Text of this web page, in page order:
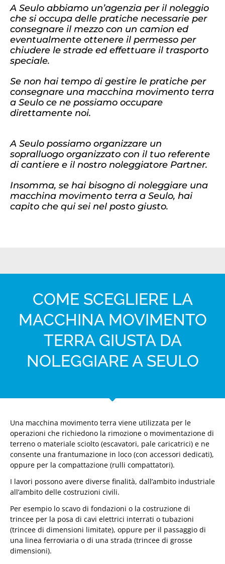
A Seulo abbiamo un’agenzia per il noleggio
che si occupa delle pratiche necessarie per
consegnare il mezzo con un camion ed
eventualmente ottenere il permesso per
chiudere le strade ed effettuare il trasporto
speciale.
Se non hai tempo di gestire le pratiche per
consegnare una macchina movimento terra
a Seulo ce ne possiamo occupare
direttamente noi.
A Seulo possiamo organizzare un
sopralluogo organizzato con il tuo referente
di cantiere e il nostro noleggiatore Partner.
Insomma, se hai bisogno di noleggiare una
macchina movimento terra a Seulo, hai
capito che qui sei nel posto giusto.
COME SCEGLIERE LA
MACCHINA MOVIMENTO
TERRA GIUSTA DA
NOLEGGIARE A SEULO
Una macchina movimento terra viene utilizzata per le
operazioni che richiedono la rimozione o movimentazione di
terreno o materiale sciolto (escavatori, pale caricatrici) e ne
consente una frantumazione in loco (con accessori dedicati),
oppure per la compattazione (rulli compattatori).
I lavori possono avere diverse finalità, dall’ambito industriale
all’ambito delle costruzioni civili.
Per esempio lo scavo di fondazioni o la costruzione di
trincee per la posa di cavi elettrici interrati o tubazioni
(trincee di dimensioni limitate), oppure per il passaggio di
una linea ferroviaria o di una strada (trincee di grosse
dimensioni).